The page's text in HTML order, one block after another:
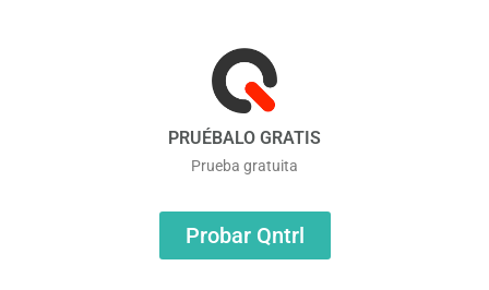
PRUÉBALO GRATIS
Prueba gratuita
Probar Qntrl